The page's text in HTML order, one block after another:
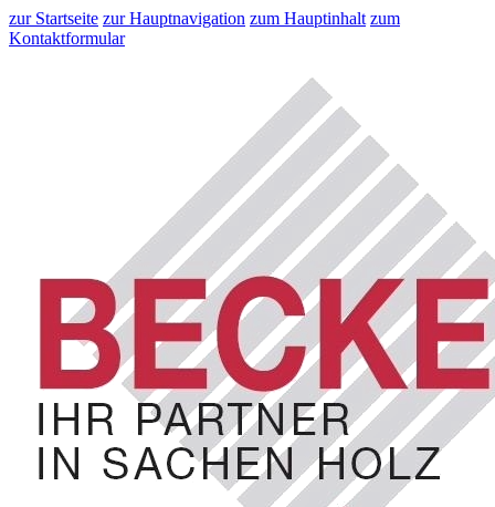
zur Startseite zur Hauptnavigation zum Hauptinhalt zum
Kontaktformular